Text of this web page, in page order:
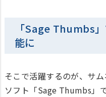
「Sage Thumbs
能に
そこで活躍するのが、サ
ソフト「Sage Thumbs」